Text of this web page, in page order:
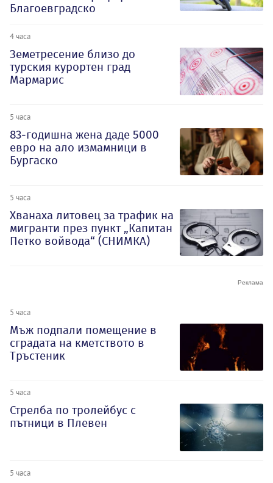
Благоевградско
4 часа
Земетресение близо до
турския курортен град
Мармарис
5 часа
83-годишна жена даде 5000
евро на ало измамници в
Бургаско
5 часа
Хванаха литовец за трафик на
мигранти през пункт „Капитан
Петко войвода“ (СНИМКА)
5 часа
Мъж подпали помещение в
сградата на кметството в
Тръстеник
5 часа
Стрелба по тролейбус с
пътници в Плевен
5 часа